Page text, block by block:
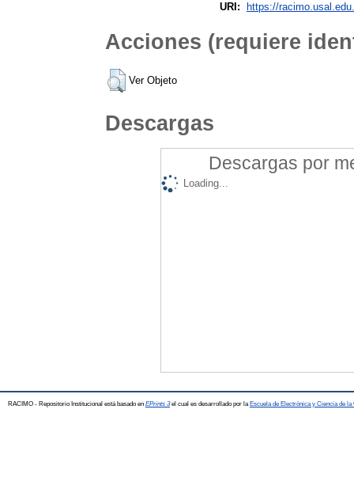
URI:
https://
Acciones (requiere
Ver Objeto
Descargas
Descargas por
Loading...
RACIMO - Repositorio Institucional está basado en EPrints 3el cual es desarrollado por la Escuela de Electrónica y Ciencia de la